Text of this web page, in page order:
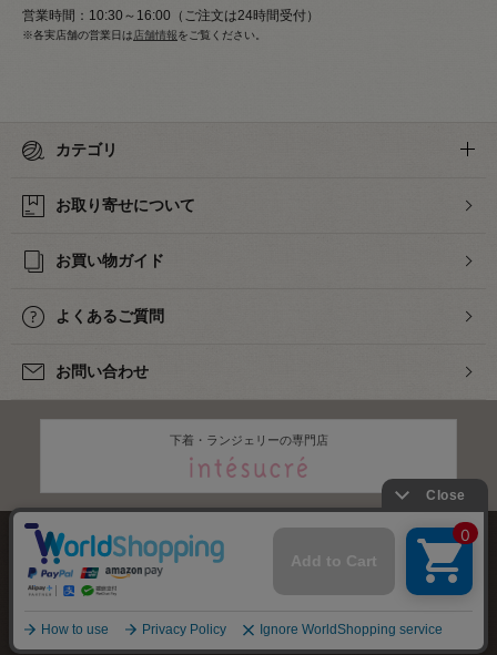
営業時間：10:30～16:00（ご注文は24時間受付）
※各実店舗の営業日は店舗情報をご覧ください。
カテゴリ
お取り寄せについて
お買い物ガイド
よくあるご質問
お問い合わせ
下着・ランジェリーの専門店
株式会社オカダヤ
特定商取引法に基づく表記 プライバシーポリシー サイトマップ
2012-2026OKADAYA CO.,LTD.